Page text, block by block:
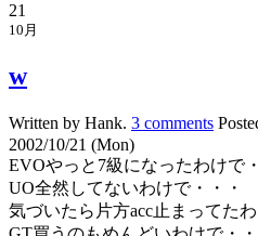
21
10月
w
Written by Hank. 3 comments
2002/10/21 (Mon)
EVOやっと7級になったわけで
UO全然してないわけで・・・
気づいたら片方acc止まってたわ